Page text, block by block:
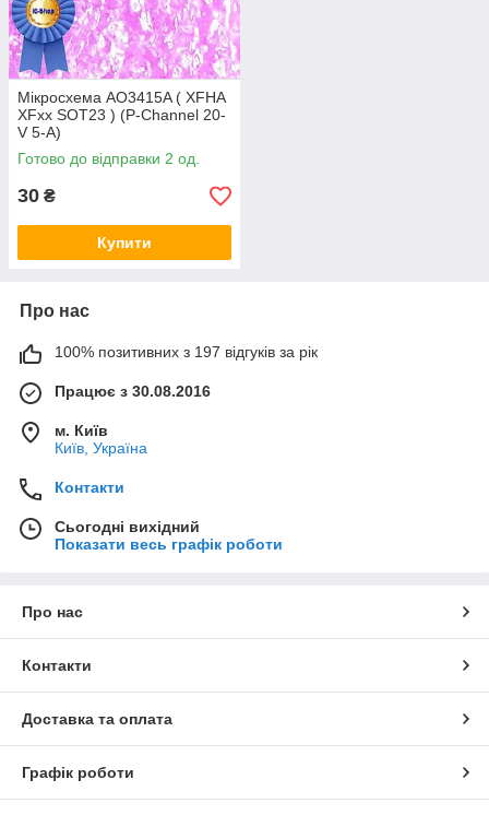
Мікросхема AO3415A ( XFHA
XFxx SOT23 ) (P-Channel 20-
V 5-A)
Готово до відправки 2 од.
30 ₴
Купити
Про нас
100% позитивних з 197 відгуків за рік
Працює з 30.08.2016
м. Київ
Київ, Україна
Контакти
Сьогодні вихідний
Показати весь графік роботи
Про нас
Контакти
Доставка та оплата
Графік роботи